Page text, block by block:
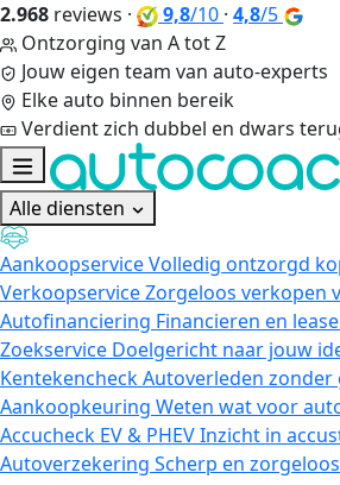
2.968 reviews · 9,8/10 · 4,8/5
Ontzorging van A tot Z
Jouw eigen team van auto-experts
Elke auto binnen bereik
Verdient zich dubbel en dwars
Alle diensten
AankoopserviceVolledig ontzorgd
VerkoopserviceZorgeloos verkopen
Autofinanciering Financieren en
Zoekservice Doelgericht naar jouw
KentekencheckAutoverleden zonder
Aankoopkeuring Weten wat voor
Accucheck EV & PHEVInzicht in
Autoverzekering Scherp en